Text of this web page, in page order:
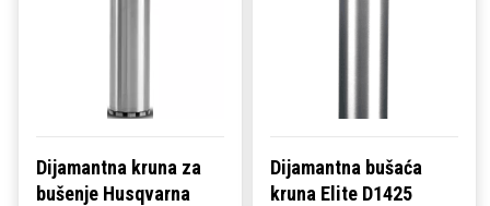
Dijamantna kruna za
bušenje Husqvarna
Dijamantna bušaća
kruna Elite D1425